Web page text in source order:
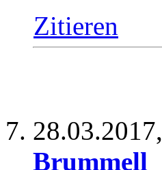
Zitieren
28.03.2017,
Brummell